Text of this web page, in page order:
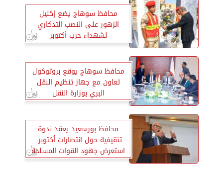
محافظ سوهاج يضع إكليل
الزهور على النصب التذكاري
لشهداء حرب أكتوبر
محافظ سوهاج يوقع بروتوكول
تعاون مع جهاز تنظيم النقل
البري بوزارة النقل
محافظ بورسعيد يعقد ندوة
تثقيفية حول انتصارات أكتوبر..
استعرض جهود القوات المسلحة
لتحقيق النصر